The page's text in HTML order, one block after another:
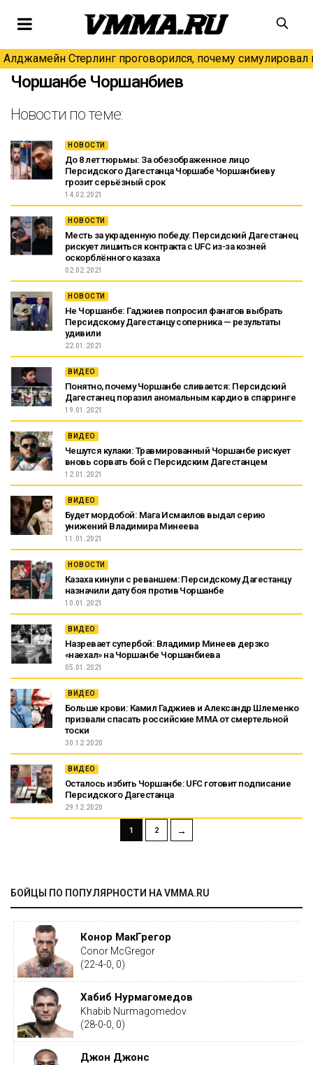
Алджамейн Стерлинг проговорился, почему симулировал
Чоршанбе Чоршанбиев
Новости по теме:
НОВОСТИ
До 8 лет тюрьмы: За обезображенное лицо
Персидского Дагестанца Чоршабе Чоршанбиеву
грозит серьёзный срок
14.02.2021
НОВОСТИ
Месть за украденную победу: Персидский Дагестанец
рискует лишиться контракта с UFC из-за козней
оскорблённого казаха
02.02.2021
НОВОСТИ
Не Чоршанбе: Гаджиев попросил фанатов выбрать
Персидскому Дагестанцу соперника — результаты
удивили
22.01.2021
ВИДЕО
Понятно, почему Чоршанбе сливается: Персидский
Дагестанец поразил аномальным кардио в спарринге
19.01.2021
ВИДЕО
Чешутся кулаки: Травмированный Чоршанбе рискует
вновь сорвать бой с Персидским Дагестанцем
12.01.2021
ВИДЕО
Будет мордобой: Мага Исмаилов выдал серию
унижений Владимира Минеева
11.01.2021
НОВОСТИ
Казаха кинули с реваншем: Персидскому Дагестанцу
назначили дату боя против Чоршанбе
10.01.2021
ВИДЕО
Назревает супербой: Владимир Минеев дерзко
«наехал» на Чоршанбе Чоршанбиева
05.01.2021
ВИДЕО
Больше крови: Камил Гаджиев и Александр Шлеменко
призвали спасать российские ММА от смертельной
тоски
30.12.2020
ВИДЕО
Осталось избить Чоршанбе: UFC готовит подписание
Персидского Дагестанца
29.12.2020
1 2 →
БОЙЦЫ ПО ПОПУЛЯРНОСТИ НА VMMA.RU
Конор МакГрегор
Conor McGregor
(22-4-0, 0)
Хабиб Нурмагомедов
Khabib Nurmagomedov
(28-0-0, 0)
Джон Джонс